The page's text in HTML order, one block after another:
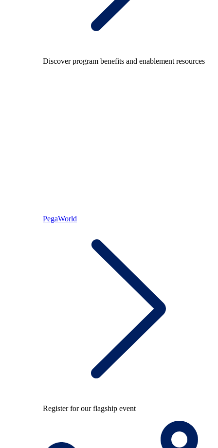
Discover program benefits and enablement resources
PegaWorld
Register for our flagship event